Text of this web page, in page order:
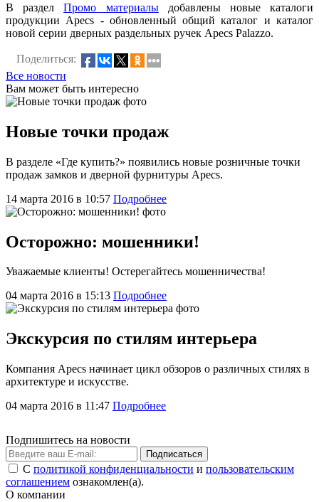
В разделПромо материалыдобавлены новые каталоги
продукции Apecs - обновленный общий каталог и каталог
новой серии дверных раздельных ручек Apecs Palazzo.
Поделиться:
Все новости
Вам может быть интересно
Новые точки продаж
В разделе «Где купить?» появились новые розничные точки
продаж замков и дверной фурнитуры Apecs.
14 марта 2016 в 10:57 Подробнее
Осторожно: мошенники!
Уважаемые клиенты! Остерегайтесь мошенничества!
04 марта 2016 в 15:13 Подробнее
Экскурсия по стилям интерьера
Компания Apecs начинает цикл обзоров о различных стилях в
архитектуре и искусстве.
04 марта 2016 в 11:47 Подробнее
Подпишитесь на новости
Подписаться
С политикой конфиденциальности и пользовательским
соглашением ознакомлен(а).
О компании